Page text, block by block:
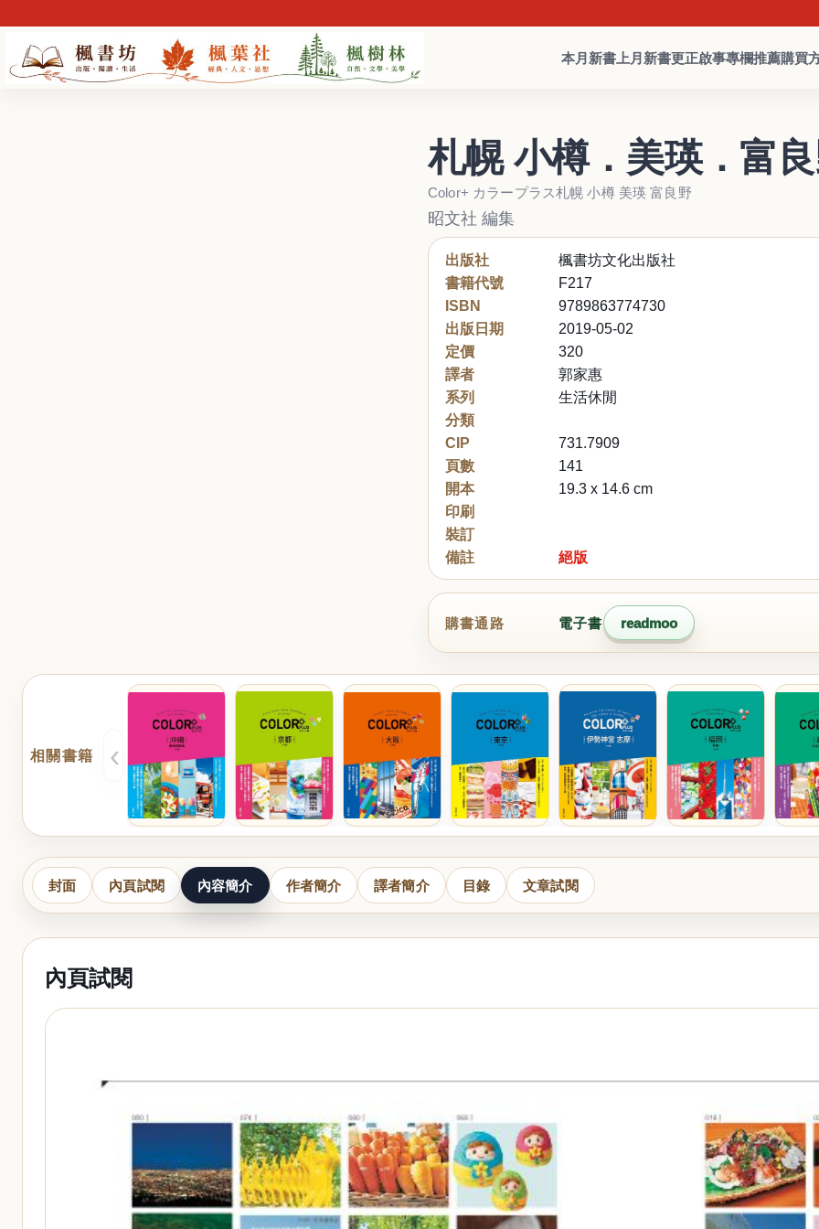
本月新書 上月新書更正啟事專欄推薦購買
札幌 小樽．美瑛．富
Color+ カラープラス札幌 小樽 美瑛 富良野
昭文社 編集
出版社
楓書坊文化出版社
書籍代號
F217
ISBN
9789863774730
出版日期
2019-05-02
定價
320
譯者
郭家惠
系列
生活休閒
分類
CIP
731.7909
頁數
141
開本
19.3 x 14.6 cm
印刷
裝訂
備註
絕版
購書通路 電子書 readmoo
相關書籍 ‹
封面 內頁試閱 內容簡介 作者簡介 譯者簡介 目錄 文章試閱
內頁試閱